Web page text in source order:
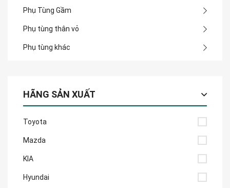
Phụ Tùng Gầm
Phụ tùng thân vỏ
Phụ tùng khác
HÃNG SẢN XUẤT
Toyota
Mazda
KIA
Hyundai